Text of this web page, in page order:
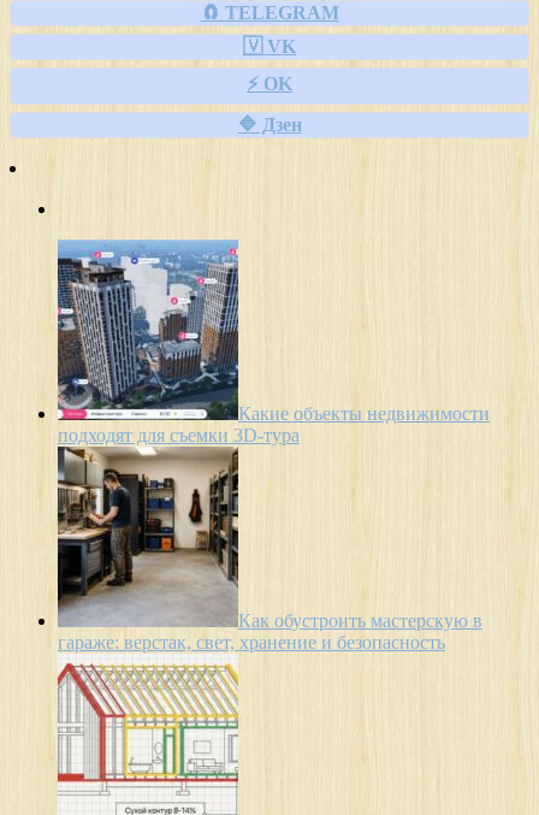
🧲 TELEGRAM
🇻 VK
⚡ OK
🔷 Дзен
Какие объекты недвижимости
подходят для съемки 3D-тура
Как обустроить мастерскую в
гараже: верстак, свет, хранение и безопасность